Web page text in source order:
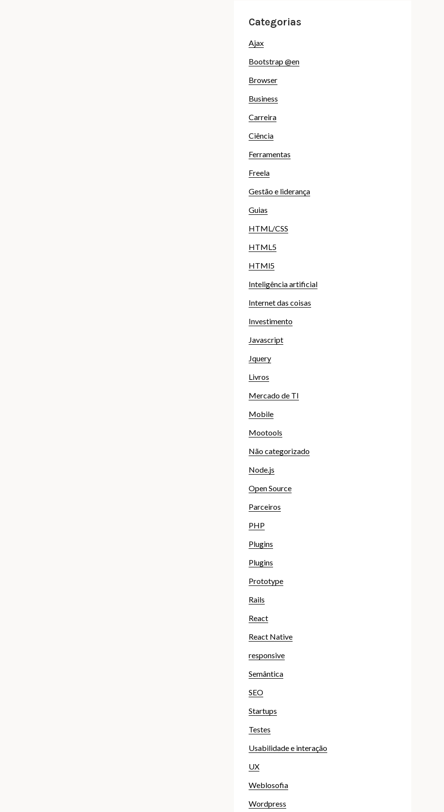
Categorias
Ajax
Bootstrap @en
Browser
Business
Carreira
Ciência
Ferramentas
Freela
Gestão e liderança
Guias
HTML/CSS
HTML5
HTMl5
Inteligência artificial
Internet das coisas
Investimento
Javascript
Jquery
Livros
Mercado de TI
Mobile
Mootools
Não categorizado
Node.js
Open Source
Parceiros
PHP
Plugins
Plugins
Prototype
Rails
React
React Native
responsive
Semântica
SEO
Startups
Testes
Usabilidade e interação
UX
Weblosofia
Wordpress